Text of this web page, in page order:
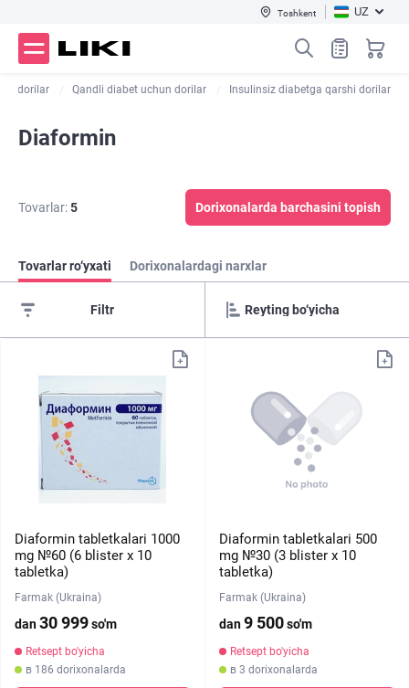
Toshkent UZ
dorilar Qandli diabet uchun dorilar Insulinsiz diabetga qarshi dorilar
Diaformin
Tovarlar:5 Dorixonalarda barchasini topish
Tovarlar ro‘yxati Dorixonalardagi narxlar
Filtr
Diaformin tabletkalari 1000
mg №60 (6 blister х 10
tabletka)
Farmak (Ukraina)
dan30 999so'm
Retsept bo'yicha
в 186 dorixonalarda
Diaformin tabletkalari 500
mg №30 (3 blister х 10
tabletka)
Farmak (Ukraina)
dan9 500so'm
Retsept bo'yicha
в 3 dorixonalarda